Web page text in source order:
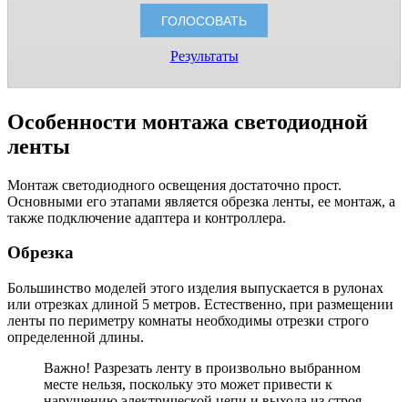
Результаты
Особенности монтажа светодиодной
ленты
Монтаж светодиодного освещения достаточно прост.
Основными его этапами является обрезка ленты, ее монтаж, а
также подключение адаптера и контроллера.
Обрезка
Большинство моделей этого изделия выпускается в рулонах
или отрезках длиной 5 метров. Естественно, при размещении
ленты по периметру комнаты необходимы отрезки строго
определенной длины.
Важно! Разрезать ленту в произвольно выбранном
месте нельзя, поскольку это может привести к